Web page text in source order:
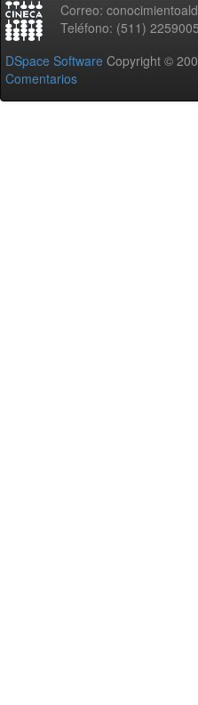
Correo:
Teléfono: (511)
DSpace Software Copyright ©
Comentarios